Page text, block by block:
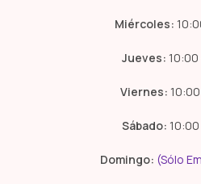
Miércoles:
Jueves: 10:00
Viernes:
Sábado:
Domingo: (Sólo